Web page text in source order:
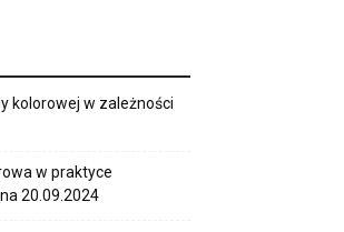
kolorowej w zależności
w praktyce
20.09.2024